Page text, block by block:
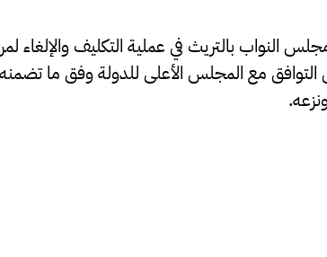
النواب بالتريث في عملية التكليف والإلغاء
مع المجلس الأعلى للدولة وفق ما تضمنه